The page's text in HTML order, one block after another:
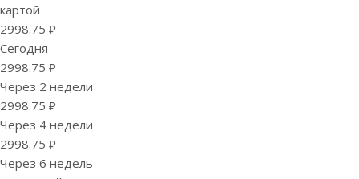
картой
2998.75 ₽
Сегодня
2998.75 ₽
Через 2 недели
2998.75 ₽
Через 4 недели
2998.75 ₽
Через 6 недель